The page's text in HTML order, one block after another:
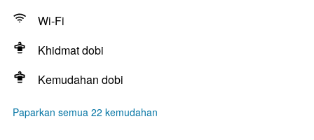
Wi-Fi
Khidmat dobi
Kemudahan dobi
Paparkan semua 22 kemudahan